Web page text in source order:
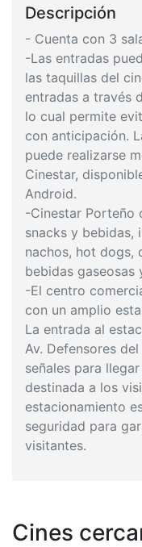
Descripción
- Cuenta con 3
-Las entradas
las taquillas del
entradas a través
lo cual permite
con anticipación.
puede realizarse
Cinestar,
Android.
-Cinestar Porteño
snacks y bebidas,
nachos, hot dogs,
bebidas gaseosas
-El centro
con un amplio
La entrada al
Av. Defensores
señales para
destinada a los
estacionamiento
seguridad para
visitantes.
Cines